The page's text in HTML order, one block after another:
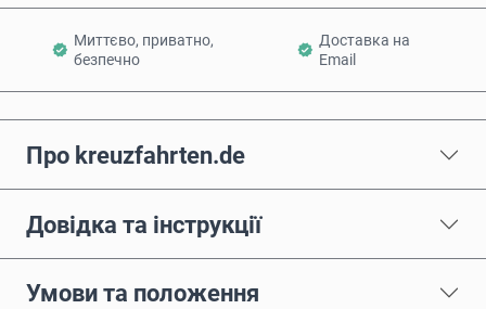
Миттєво, приватно,
безпечно
Доставка на
Email
Про kreuzfahrten.de
Довідка та інструкції
Умови та положення